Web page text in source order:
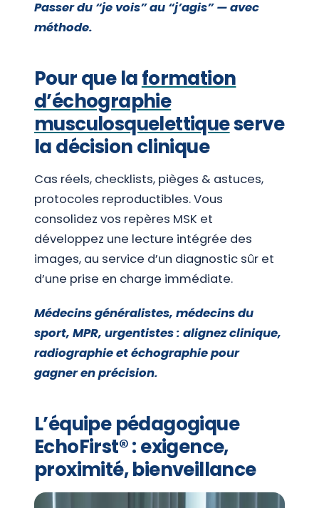
Passer du “je vois” au “j’agis” — avec
méthode.
Pour que laformation
d’échographie
musculosquelettiqueserve
la décision clinique
Cas réels, checklists, pièges & astuces,
protocoles reproductibles. Vous
consolidez vos repères MSK et
développez une lecture intégrée des
images, au service d’un diagnostic sûr et
d’une prise en charge immédiate.
Médecins généralistes, médecins du
sport, MPR, urgentistes : alignez clinique,
radiographie et échographie pour
gagner en précision.
L’équipe pédagogique
EchoFirst® : exigence,
proximité, bienveillance